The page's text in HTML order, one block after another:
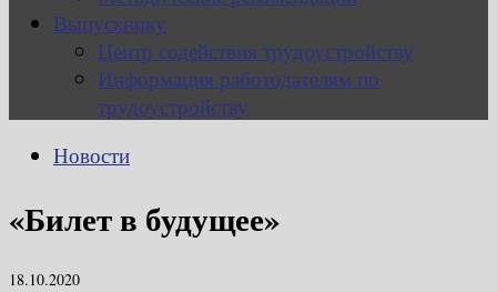
Выпускнику
Центр содействия трудоустройству
Информация работодателям по
трудоустройству
Новости
«Билет в будущее»
18.10.2020